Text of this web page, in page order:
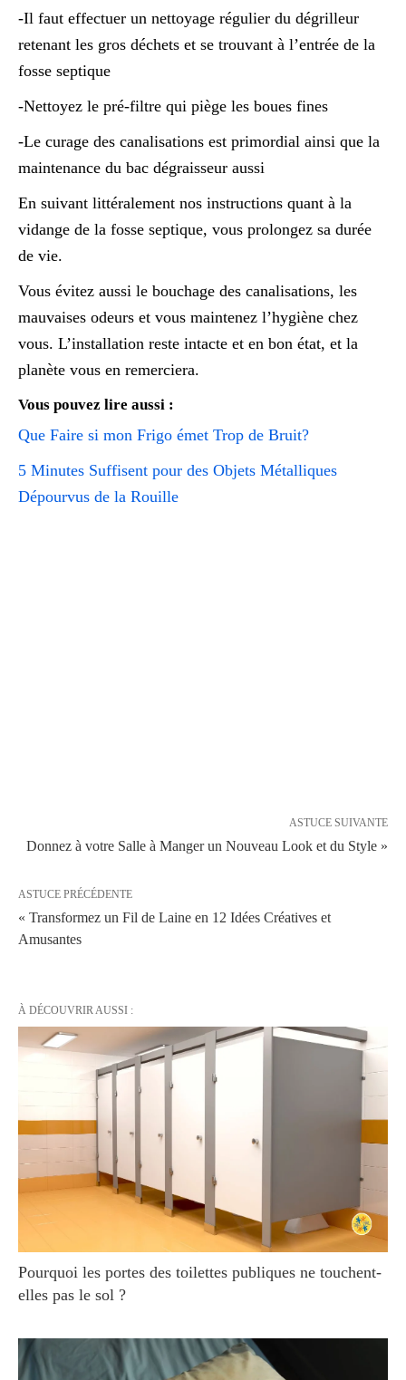
-Il faut effectuer un nettoyage régulier du dégrilleur
retenant les gros déchets et se trouvant à l’entrée de la
fosse septique
-Nettoyez le pré-filtre qui piège les boues fines
-Le curage des canalisations est primordial ainsi que la
maintenance du bac dégraisseur aussi
En suivant littéralement nos instructions quant à la
vidange de la fosse septique, vous prolongez sa durée
de vie.
Vous évitez aussi le bouchage des canalisations, les
mauvaises odeurs et vous maintenez l’hygiène chez
vous. L’installation reste intacte et en bon état, et la
planète vous en remerciera.
Vous pouvez lire aussi :
Que Faire si mon Frigo émet Trop de Bruit?
5 Minutes Suffisent pour des Objets Métalliques
Dépourvus de la Rouille
ASTUCE SUIVANTE
Donnez à votre Salle à Manger un Nouveau Look et du Style »
ASTUCE PRÉCÉDENTE
« Transformez un Fil de Laine en 12 Idées Créatives et
Amusantes
À DÉCOUVRIR AUSSI :
Pourquoi les portes des toilettes publiques ne touchent-
elles pas le sol ?